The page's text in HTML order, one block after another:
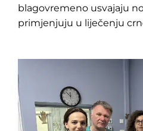
blagovremeno usvajaju
primjenjuju u liječenju